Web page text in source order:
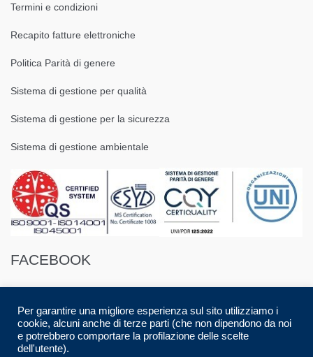
Termini e condizioni
Recapito fatture elettroniche
Politica Parità di genere
Sistema di gestione per qualità
Sistema di gestione per la sicurezza
Sistema di gestione ambientale
FACEBOOK
© 2016 Spazio88 S.r.l. p.i. 08283280017 | Developed by
Per garantire una migliore esperienza sul sito utilizziamo i
cookie, alcuni anche di terze parti (che non dipendono da noi
e potrebbero comportare la profilazione delle scelte
dell'utente).